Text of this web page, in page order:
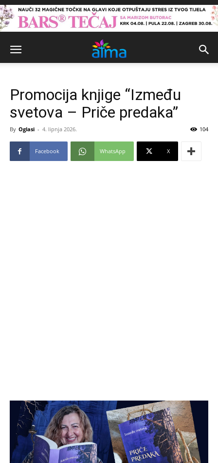
Promocija knjige “Između
svetova – Priče predaka”
By Oglasi - 4. lipnja 2026. 104
Facebook WhatsApp X